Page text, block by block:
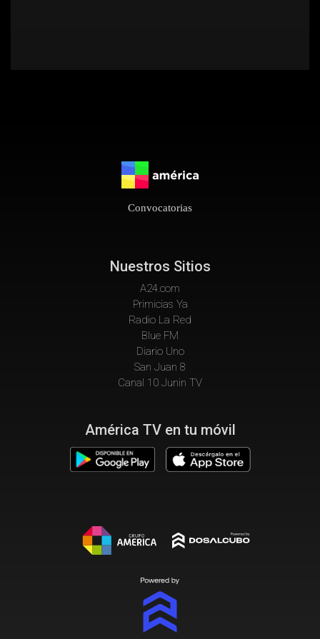
Convocatorias
Nuestros Sitios
A24.com
Primicias Ya
Radio La Red
Blue FM
Diario Uno
San Juan 8
Canal 10 Junin TV
América TV en tu móvil